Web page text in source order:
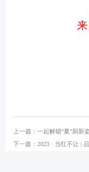
上一篇：一起解锁“夏”厨新
下一篇：2023 · 当红不让 |